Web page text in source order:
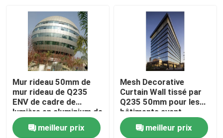
Mur rideau 50mm de
mur rideau de Q235
ENV de cadre de
lumière en aluminium de
profil
meilleur prix
Mesh Decorative
Curtain Wall tissé par
Q235 50mm pour les
bâtiments ayant
beaucoup d'étages
meilleur prix